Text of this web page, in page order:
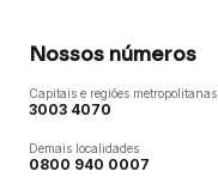
Nossos números
Capitais e regiões metropolitanas
3003 4070
Demais localidades
0800 940 0007